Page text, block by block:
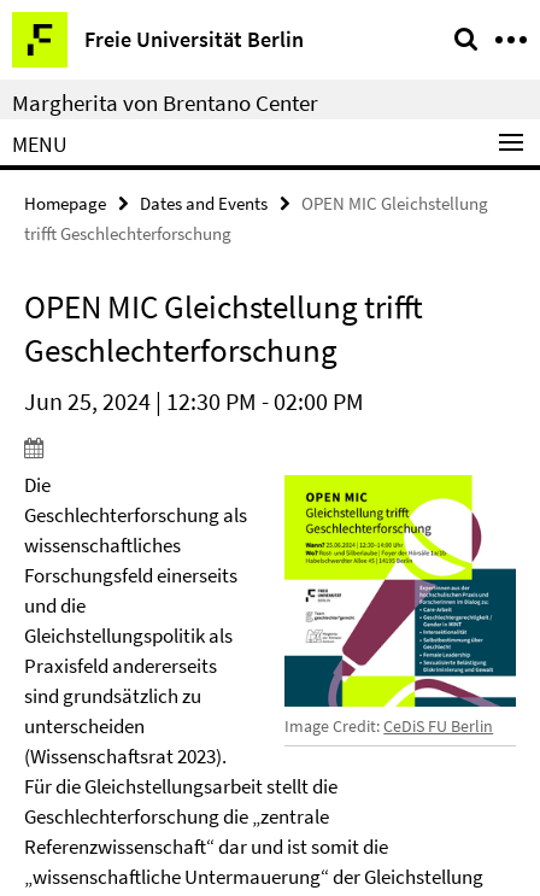
Springe
direkt
zu
Inhalt
Freie Universität Berlin
Service
Navigation
Margherita von Brentano Center
MENU
Homepage Dates and Events
OPEN MIC Gleichstellung
trifft Geschlechterforschung
OPEN MIC Gleichstellung trifft
Geschlechterforschung
Jun 25, 2024 | 12:30 PM - 02:00 PM
Image Credit:CeDiS FU Berlin
Die
Geschlechterforschung als
wissenschaftliches
Forschungsfeld einerseits
und die
Gleichstellungspolitik als
Praxisfeld andererseits
sind grundsätzlich zu
unterscheiden
(Wissenschaftsrat 2023).
Für die Gleichstellungsarbeit stellt die
Geschlechterforschung die „zentrale
Referenzwissenschaft“ dar und ist somit die
„wissenschaftliche Untermauerung“ der Gleichstellung